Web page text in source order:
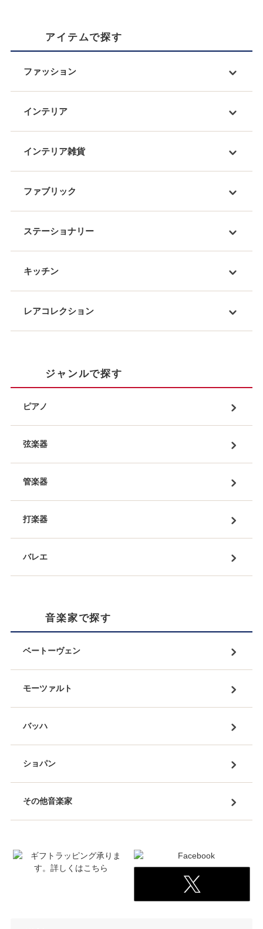
アイテムで探す
ファッション
インテリア
インテリア雑貨
ファブリック
ステーショナリー
キッチン
レアコレクション
ジャンルで探す
ピアノ
弦楽器
管楽器
打楽器
バレエ
音楽家で探す
ベートーヴェン
モーツァルト
バッハ
ショパン
その他音楽家